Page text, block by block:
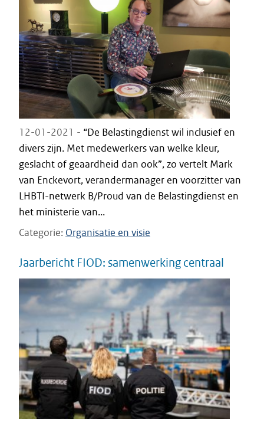
12-01-2021 - “De Belastingdienst wil inclusief en
divers zijn. Met medewerkers van welke kleur,
geslacht of geaardheid dan ook”, zo vertelt Mark
van Enckevort, verandermanager en voorzitter van
LHBTI-netwerk B/Proud van de Belastingdienst en
het ministerie van...
Categorie Organisatie en visie
Jaarbericht FIOD: samenwerking centraal